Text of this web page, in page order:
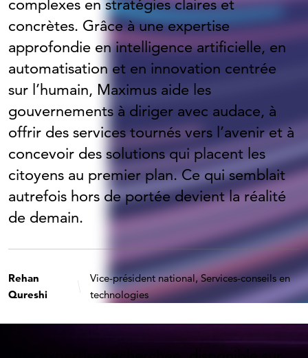
complexes en stratégies claires et
concrètes. Grâce à une expertise
approfondie en intelligence artificielle, en
automatisation et en innovation centrée
sur l’humain, Maximus aide les
gouvernements à diriger avec audace, à
offrir des services tournés vers l’avenir et à
concevoir des solutions qui placent les
citoyens au premier plan. Ce qui semblait
autrefois hors de portée devient la réalité
de demain.
Rehan
Qureshi
Vice-président national, Services-conseils en
technologies